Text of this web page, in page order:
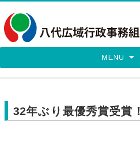
MENU
32年ぶり最優秀賞受賞！